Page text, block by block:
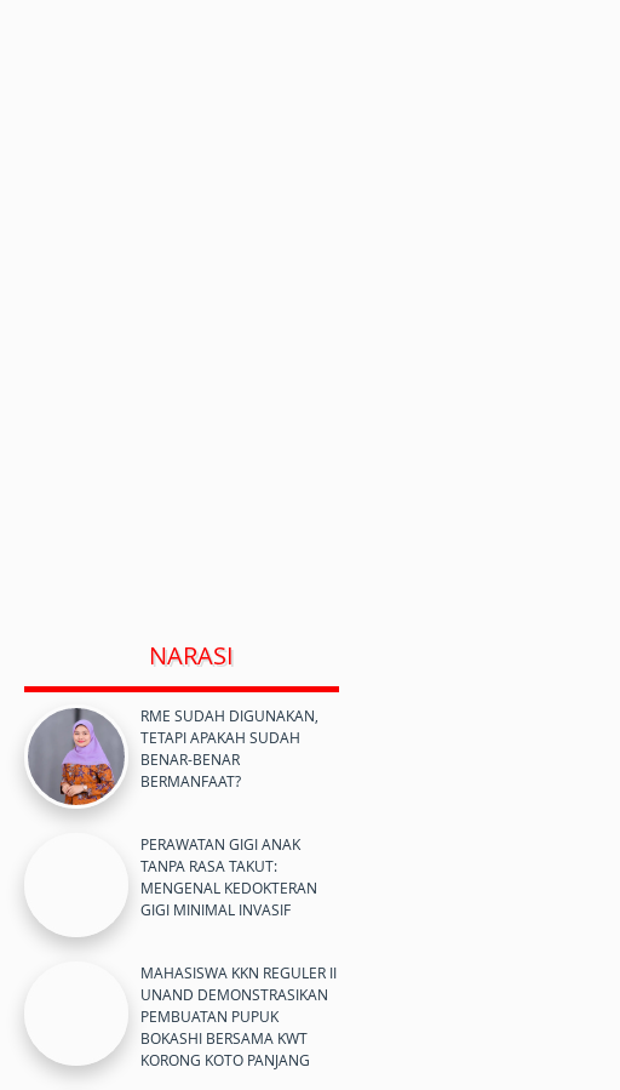
NARASI
RME SUDAH DIGUNAKAN,
TETAPI APAKAH SUDAH
BENAR-BENAR
BERMANFAAT?
PERAWATAN GIGI ANAK
TANPA RASA TAKUT:
MENGENAL KEDOKTERAN
GIGI MINIMAL INVASIF
MAHASISWA KKN REGULER II
UNAND DEMONSTRASIKAN
PEMBUATAN PUPUK
BOKASHI BERSAMA KWT
KORONG KOTO PANJANG